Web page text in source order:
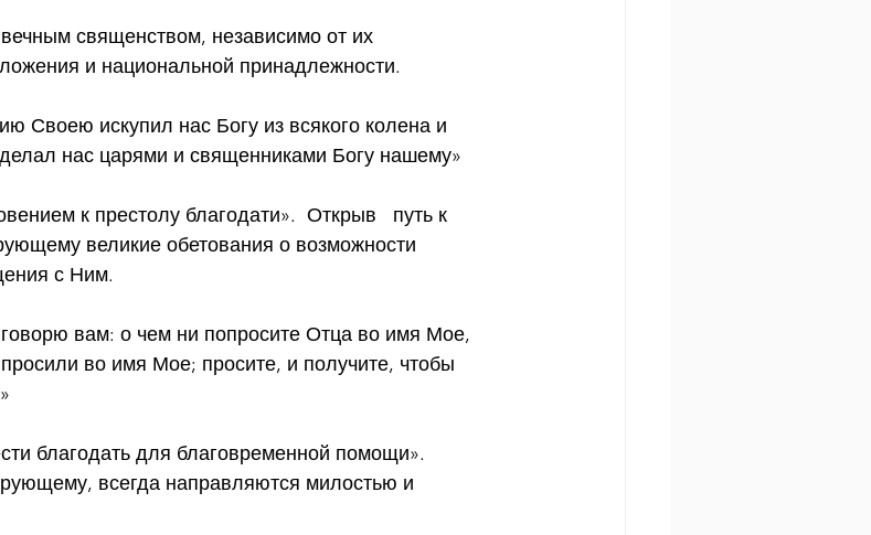
священством, независимо от их
и национальной принадлежности.
Своею искупил нас Богу из всякого колена и
нас царями и священниками Богу нашему»
к престолу благодати».  Открыв   путь к
великие обетования о возможности
с Ним.
вам: о чем ни попросите Отца во имя Мое,
во имя Мое; просите, и получите, чтобы
благодать для благовременной помощи».
всегда направляются милостью и